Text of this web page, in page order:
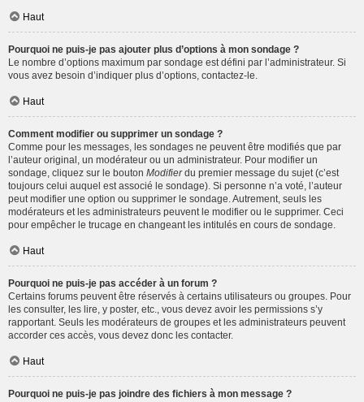
Haut
Pourquoi ne puis-je pas ajouter plus d’options à mon sondage ?
Le nombre d’options maximum par sondage est défini par l’administrateur. Si
vous avez besoin d’indiquer plus d’options, contactez-le.
Haut
Comment modifier ou supprimer un sondage ?
Comme pour les messages, les sondages ne peuvent être modifiés que par
l’auteur original, un modérateur ou un administrateur. Pour modifier un
sondage, cliquez sur le bouton Modifierdu premier message du sujet (c’est
toujours celui auquel est associé le sondage). Si personne n’a voté, l’auteur
peut modifier une option ou supprimer le sondage. Autrement, seuls les
modérateurs et les administrateurs peuvent le modifier ou le supprimer. Ceci
pour empêcher le trucage en changeant les intitulés en cours de sondage.
Haut
Pourquoi ne puis-je pas accéder à un forum ?
Certains forums peuvent être réservés à certains utilisateurs ou groupes. Pour
les consulter, les lire, y poster, etc., vous devez avoir les permissions s’y
rapportant. Seuls les modérateurs de groupes et les administrateurs peuvent
accorder ces accès, vous devez donc les contacter.
Haut
Pourquoi ne puis-je pas joindre des fichiers à mon message ?